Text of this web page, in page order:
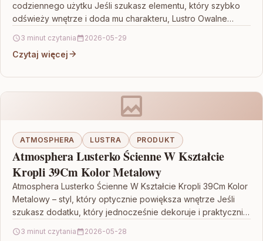
codziennego użytku Jeśli szukasz elementu, który szybko
odświeży wnętrze i doda mu charakteru, Lustro Owalne
3 minut czytania 2026-05-29
Czytaj więcej
ATMOSPHERA LUSTRA PRODUKT
Atmosphera Lusterko Ścienne W Kształcie
Kropli 39Cm Kolor Metalowy
Atmosphera Lusterko Ścienne W Kształcie Kropli 39Cm Kolor
Metalowy – styl, który optycznie powiększa wnętrze Jeśli
szukasz dodatku, który jednocześnie dekoruje i praktycznie
3 minut czytania 2026-05-28